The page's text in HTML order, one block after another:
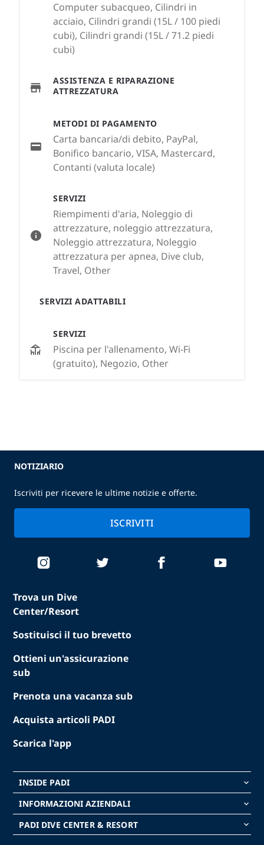
SERVIZI
Riempimenti d'aria, Noleggio di
attrezzature, noleggio attrezzatura,
Noleggio attrezzatura, Noleggio
attrezzatura per apnea, Dive club,
Travel, Other
SERVIZI ADATTABILI
SERVIZI
Piscina per l'allenamento, Wi-Fi
(gratuito), Negozio, Other
Computer subacqueo, Cilindri in
acciaio, Cilindri grandi (15L / 100 piedi
cubi), Cilindri grandi (15L / 71.2 piedi
cubi)
ASSISTENZA E RIPARAZIONE
ATTREZZATURA
METODI DI PAGAMENTO
Carta bancaria/di debito, PayPal,
Bonifico bancario, VISA, Mastercard,
Contanti (valuta locale)
Trova un Dive
Center/Resort
Sostituisci il tuo brevetto
Ottieni un'assicurazione
sub
Prenota una vacanza sub
Acquista articoli PADI
Scarica l'app
INSIDE PADI keyboard_arrow_down
INFORMAZIONI AZIENDALI keyboard_arrow_down
PADI DIVE CENTER & RESORT keyboard_arrow_down
NOTIZIARIO
Iscriviti per ricevere le ultime notizie e offerte.
ISCRIVITI